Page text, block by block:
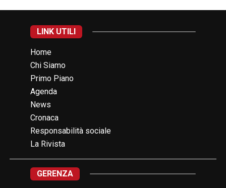
LINK UTILI
Home
Chi Siamo
Primo Piano
Agenda
News
Cronaca
Responsabilità sociale
La Rivista
GERENZA